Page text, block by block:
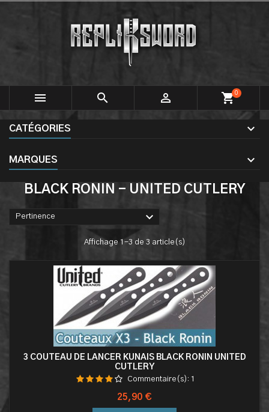
   shopping_cart0
CATÉGORIES
MARQUES
BLACK RONIN - UNITED CUTLERY
Pertinence 
Affichage 1-3 de 3 article(s)
3 COUTEAU DE LANCER KUNAIS BLACK RONIN UNITED
CUTLERY
Commentaire(s): 1
Prix
25,90 €